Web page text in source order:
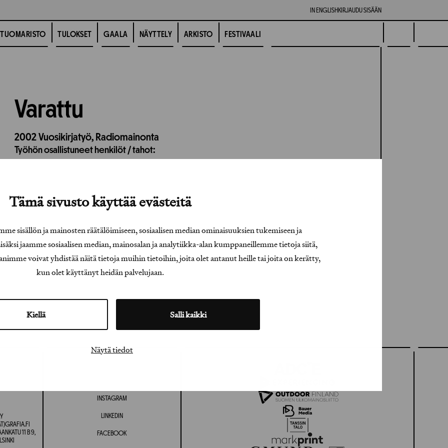
Tämä sivusto käyttää evästeitä
sisällön ja mainosten räätälöimiseen, sosiaalisen median ominaisuuksien tukemiseen ja
jaamme sosiaalisen median, mainosalan ja analytiikka-alan kumppaneillemme tietoja siitä,
voivat yhdistää näitä tietoja muihin tietoihin, joita olet antanut heille tai joita on kerätty,
kun olet käyttänyt heidän palvelujaan.
Kiellä Salli kaikki
Näytä tiedot
IN ENGLISH KIRJAUDU SISÄÄN
TUOMARISTO TULOKSET GAALA NÄYTTELY ARKISTO FESTIVAALI
Varattu
2002 Vuosikirjatyö, Radiomainonta
Työhön osallistuneet henkilöt / tahot:
11 B 9,
INSTAGRAM
LINKEDIN
FACEBOOK